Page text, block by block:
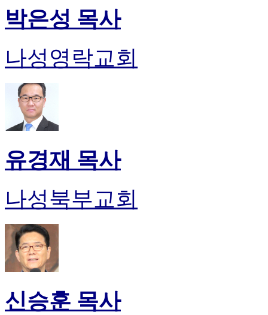
박은성 목사
나성영락교회
유경재 목사
나성북부교회
신승훈 목사